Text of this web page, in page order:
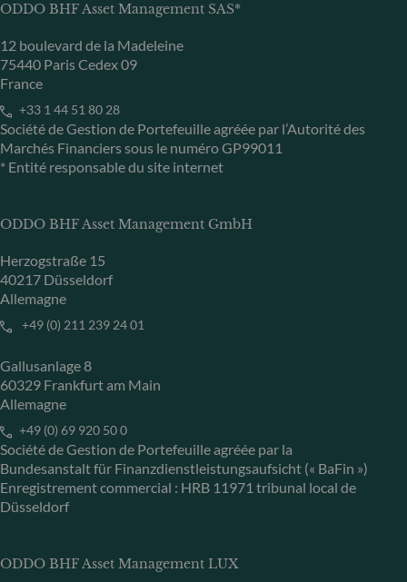
ODDO BHF Asset Management SAS*
12 boulevard de la Madeleine
75440 Paris Cedex 09
France
+33 1 44 51 80 28
Société de Gestion de Portefeuille agréée par l’Autorité des
Marchés Financiers sous le numéro GP99011
* Entité responsable du site internet
ODDO BHF Asset Management GmbH
Herzogstraße 15
40217 Düsseldorf
Allemagne
+49 (0) 211 239 24 01
Gallusanlage 8
60329 Frankfurt am Main
Allemagne
+49 (0) 69 920 50 0
Société de Gestion de Portefeuille agréée par la
Bundesanstalt für Finanzdienstleistungsaufsicht (« BaFin »)
Enregistrement commercial : HRB 11971 tribunal local de
Düsseldorf
ODDO BHF Asset Management LUX